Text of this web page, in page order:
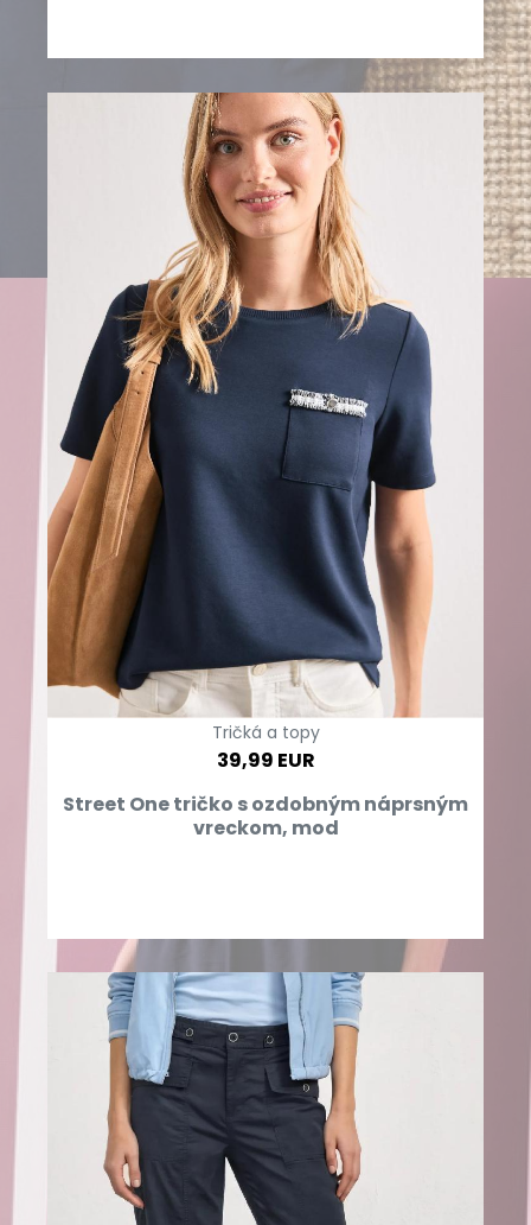
Tričká a topy
39,99 EUR
Street One tričko s ozdobným náprsným
vreckom, mod